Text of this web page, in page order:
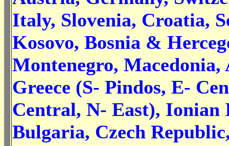
Italy, Slovenia, Croatia,
Kosovo, Bosnia &
Montenegro, Macedonia,
Greece (S- Pindos, E-
Central, N- East),
Bulgaria, Czech